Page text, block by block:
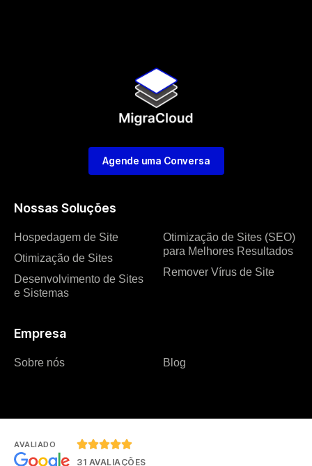
Nossas Soluções
Hospedagem de Site
Otimização de Sites
Desenvolvimento de Sites
e Sistemas
Otimização de Sites (SEO)
para Melhores Resultados
Remover Vírus de Site
Empresa
Sobre nós Blog
Agende uma Conversa
AVALIADO 
31 AVALIAÇÕES